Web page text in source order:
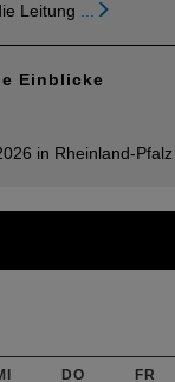
Leitung
Einblicke
in Rheinland-Pfalz
DO FR